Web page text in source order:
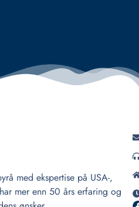
med ekspertise på USA-,
mer enn 50 års erfaring og